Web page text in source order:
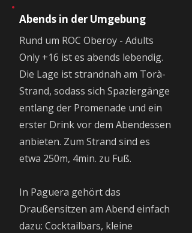
Abends in der Umgebung
Rund um ROC Oberoy - Adults
Only +16 ist es abends lebendig.
Die Lage ist strandnah am Torà-
Strand, sodass sich Spaziergänge
entlang der Promenade und ein
erster Drink vor dem Abendessen
anbieten. Zum Strand sind es
etwa 250m, 4min. zu Fuß.
In Paguera gehört das
Draußensitzen am Abend einfach
dazu: Cocktailbars, kleine